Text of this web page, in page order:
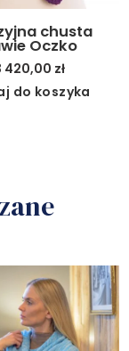
chusta
Oczko
420,00 zł
do koszyka